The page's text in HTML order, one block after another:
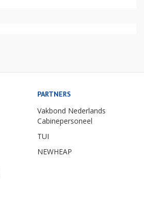
PARTNERS
Vakbond Nederlands
Cabinepersoneel
TUI
NEWHEAP